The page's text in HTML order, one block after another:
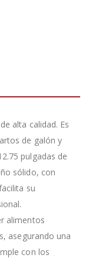
alta calidad. Es
de galón y
pulgadas de
sólido, con
su
alimentos
asegurando una
con los